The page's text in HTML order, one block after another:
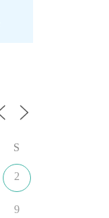
S
2
9